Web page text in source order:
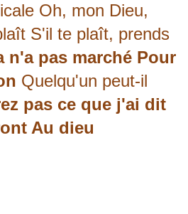
Oh, mon Dieu,
S'il te plaît, prends
n'a pas marché Pour
Quelqu'un peut-il
pas ce que j'ai dit
Au dieu